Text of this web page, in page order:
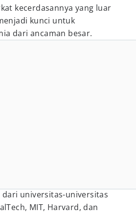
kecerdasannya yang luar
kunci untuk
dari ancaman besar.
dari universitas-universitas
MIT, Harvard, dan